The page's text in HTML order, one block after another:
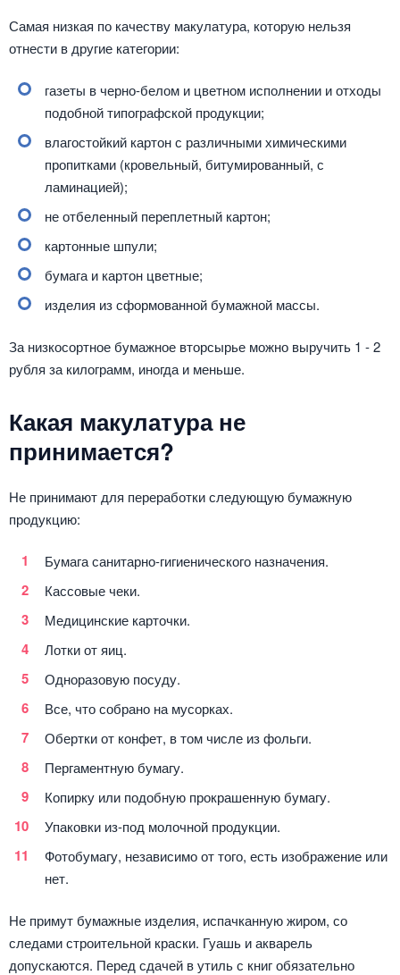
Самая низкая по качеству макулатура, которую нельзя
отнести в другие категории:
газеты в черно-белом и цветном исполнении и отходы
подобной типографской продукции;
влагостойкий картон с различными химическими
пропитками (кровельный, битумированный, с
ламинацией);
не отбеленный переплетный картон;
картонные шпули;
бумага и картон цветные;
изделия из сформованной бумажной массы.
За низкосортное бумажное вторсырье можно выручить 1 - 2
рубля за килограмм, иногда и меньше.
Какая макулатура не
принимается?
Не принимают для переработки следующую бумажную
продукцию:
Бумага санитарно-гигиенического назначения.
Кассовые чеки.
Медицинские карточки.
Лотки от яиц.
Одноразовую посуду.
Все, что собрано на мусорках.
Обертки от конфет, в том числе из фольги.
Пергаментную бумагу.
Копирку или подобную прокрашенную бумагу.
Упаковки из-под молочной продукции.
Фотобумагу, независимо от того, есть изображение или
нет.
Не примут бумажные изделия, испачканную жиром, со
следами строительной краски. Гуашь и акварель
допускаются. Перед сдачей в утиль с книг обязательно